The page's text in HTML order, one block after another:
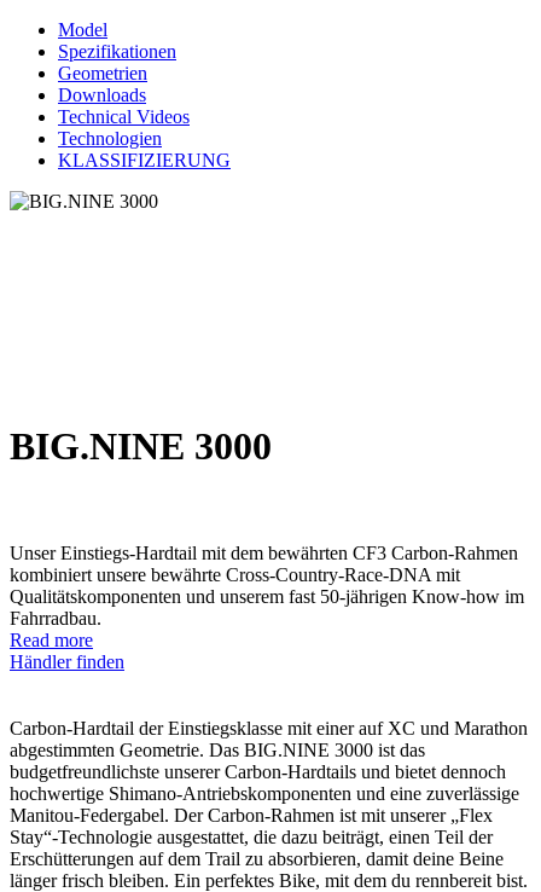
Model
Spezifikationen
Geometrien
Downloads
Technical Videos
Technologien
KLASSIFIZIERUNG
BIG.NINE 3000
Unser Einstiegs-Hardtail mit dem bewährten CF3 Carbon-Rahmen
kombiniert unsere bewährte Cross-Country-Race-DNA mit
Qualitätskomponenten und unserem fast 50-jährigen Know-how im
Fahrradbau.
Read more
Händler finden
Carbon-Hardtail der Einstiegsklasse mit einer auf XC und Marathon
abgestimmten Geometrie. Das BIG.NINE 3000 ist das
budgetfreundlichste unserer Carbon-Hardtails und bietet dennoch
hochwertige Shimano-Antriebskomponenten und eine zuverlässige
Manitou-Federgabel. Der Carbon-Rahmen ist mit unserer „Flex
Stay“-Technologie ausgestattet, die dazu beiträgt, einen Teil der
Erschütterungen auf dem Trail zu absorbieren, damit deine Beine
länger frisch bleiben. Ein perfektes Bike, mit dem du rennbereit bist.